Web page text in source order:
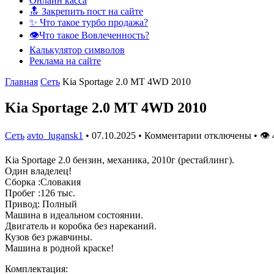
🔝 Закрепить пост на сайте
✨ Что такое турбо продажа?
👁️Что такое Вовлеченность?
Калькулятор символов
Реклама на сайте
Главная Сеть Kia Sportage 2.0 MT 4WD 2010
Kia Sportage 2.0 MT 4WD 2010
Сеть avto_lugansk1 • 07.10.2025 • Комментарии отключены • 👁
Kia Sportage 2.0 бензин, механика, 2010г (рестайлинг).
Один владелец!
Сборка :Словакия
Пробег :126 тыс.
Привод: Полный
Машина в идеальном состоянии.
Двигатель и коробка без нареканий.
Кузов без ржавчины.
Машина в родной краске!
Комплектация: